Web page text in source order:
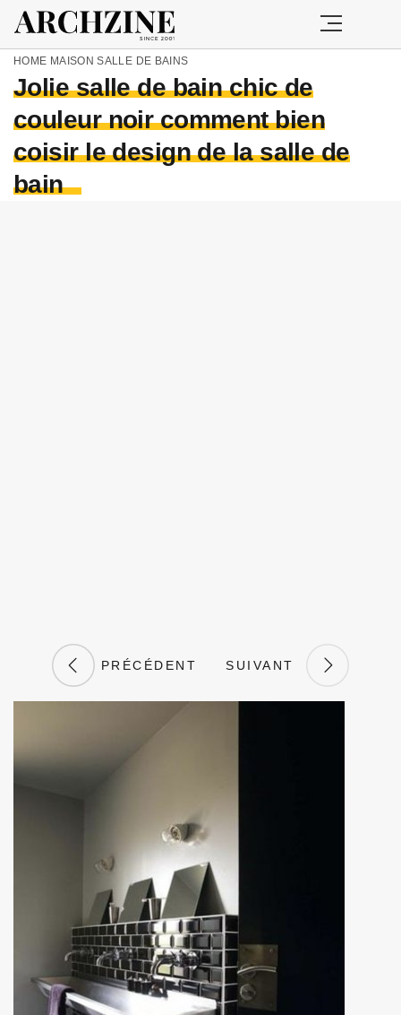
HOME MAISON SALLE DE BAINS
Jolie salle de bain chic de
couleur noir comment bien
coisir le design de la salle de
bain
PRÉCÉDENT SUIVANT